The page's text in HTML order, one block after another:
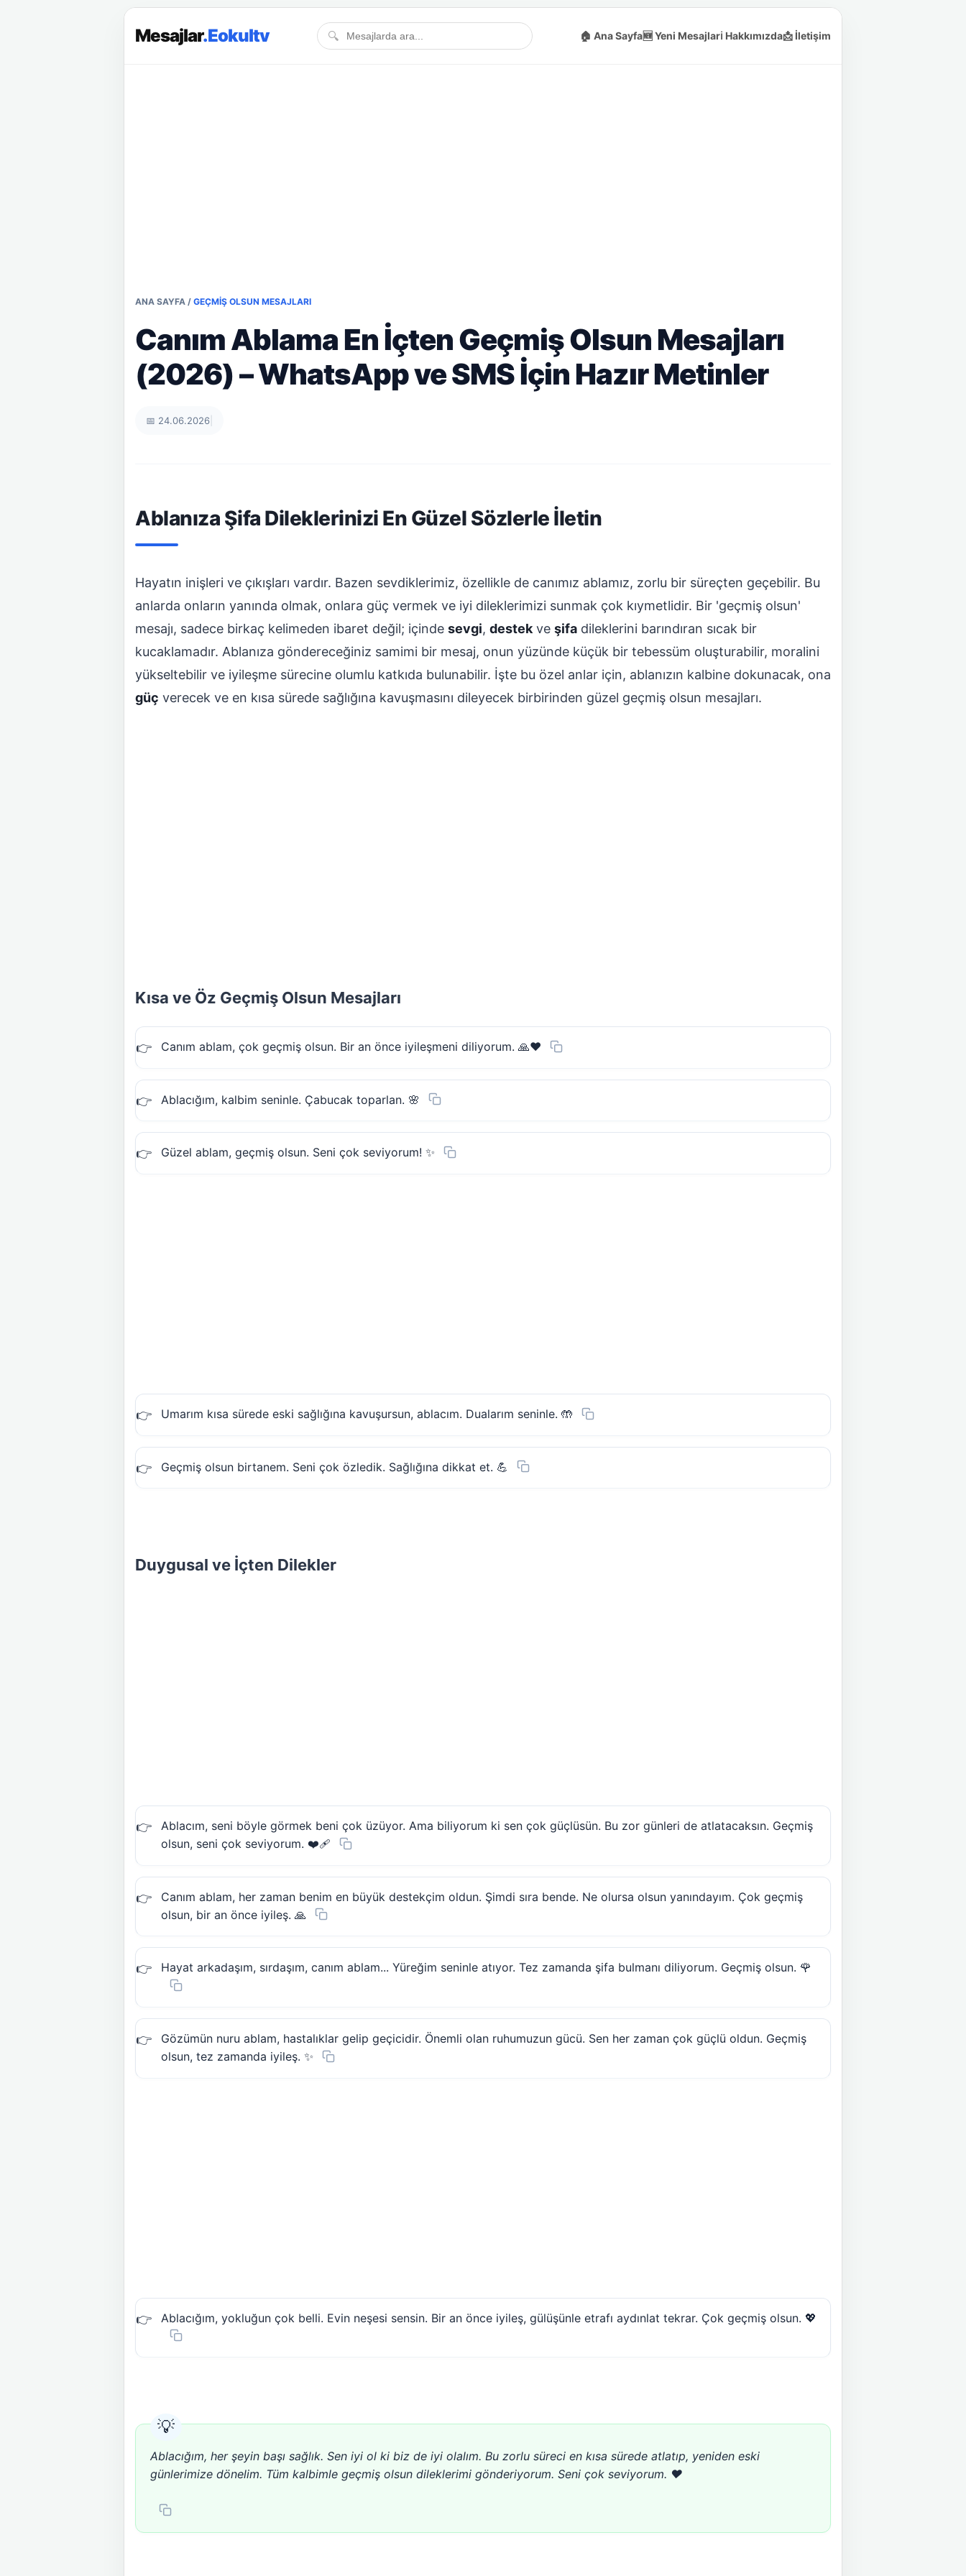
Mesajlar.Eokultv 🔍 🏠 Ana Sayfa🆕 Yeni Mesajlarℹ️ Hakkımızda📩 İletişim
ANA SAYFA / GEÇMIŞ OLSUN MESAJLARI
Canım Ablama En İçten Geçmiş Olsun Mesajları
(2026) – WhatsApp ve SMS İçin Hazır Metinler
📅 24.06.2026
Ablanıza Şifa Dileklerinizi En Güzel Sözlerle İletin
Hayatın inişleri ve çıkışları vardır. Bazen sevdiklerimiz, özellikle de canımız ablamız, zorlu bir süreçten geçebilir. Bu
anlarda onların yanında olmak, onlara güç vermek ve iyi dileklerimizi sunmak çok kıymetlidir. Bir 'geçmiş olsun'
mesajı, sadece birkaç kelimeden ibaret değil; içinde sevgi, destek ve şifa dileklerini barındıran sıcak bir
kucaklamadır. Ablanıza göndereceğiniz samimi bir mesaj, onun yüzünde küçük bir tebessüm oluşturabilir, moralini
yükseltebilir ve iyileşme sürecine olumlu katkıda bulunabilir. İşte bu özel anlar için, ablanızın kalbine dokunacak, ona
güç verecek ve en kısa sürede sağlığına kavuşmasını dileyecek birbirinden güzel geçmiş olsun mesajları.
Kısa ve Öz Geçmiş Olsun Mesajları
Canım ablam, çok geçmiş olsun. Bir an önce iyileşmeni diliyorum. 🙏❤️
Ablacığım, kalbim seninle. Çabucak toparlan. 🌸
Güzel ablam, geçmiş olsun. Seni çok seviyorum! ✨
Umarım kısa sürede eski sağlığına kavuşursun, ablacım. Dualarım seninle. 🤲
Geçmiş olsun birtanem. Seni çok özledik. Sağlığına dikkat et. 💪
Duygusal ve İçten Dilekler
Ablacım, seni böyle görmek beni çok üzüyor. Ama biliyorum ki sen çok güçlüsün. Bu zor günleri de atlatacaksın. Geçmiş
olsun, seni çok seviyorum. ❤️‍🩹
Canım ablam, her zaman benim en büyük destekçim oldun. Şimdi sıra bende. Ne olursa olsun yanındayım. Çok geçmiş
olsun, bir an önce iyileş. 🙏
Hayat arkadaşım, sırdaşım, canım ablam... Yüreğim seninle atıyor. Tez zamanda şifa bulmanı diliyorum. Geçmiş olsun. 🌹
Gözümün nuru ablam, hastalıklar gelip geçicidir. Önemli olan ruhumuzun gücü. Sen her zaman çok güçlü oldun. Geçmiş
olsun, tez zamanda iyileş. ✨
Ablacığım, yokluğun çok belli. Evin neşesi sensin. Bir an önce iyileş, gülüşünle etrafı aydınlat tekrar. Çok geçmiş olsun. 💖
Ablacığım, her şeyin başı sağlık. Sen iyi ol ki biz de iyi olalım. Bu zorlu süreci en kısa sürede atlatıp, yeniden eski
günlerimize dönelim. Tüm kalbimle geçmiş olsun dileklerimi gönderiyorum. Seni çok seviyorum. ❤️